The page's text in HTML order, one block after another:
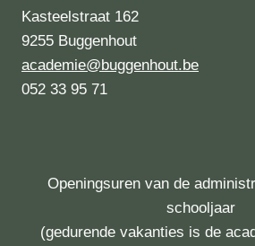
Kasteelstraat 162
9255 Buggenhout
academie@buggenhout.be
052 33 95 71
Openingsuren van de
schooljaar
(gedurende vakanties is de